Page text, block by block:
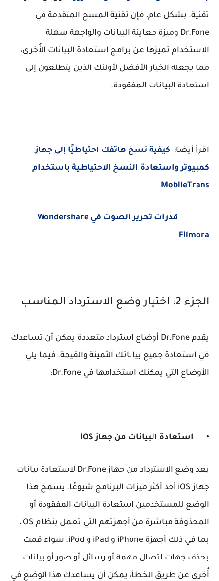
تقنية. بشكل عام، فإن تقنية المسح المتقدمة في
Dr.Fone وميزة معاينة البيانات والواجهة سهلة
الاستخدام تميزها عن برامج استعادة البيانات الأُخرى،
مما يجعله الخيار الأفضل لأولئك الذين يتطلعون إلى
استعادة البيانات المفقودة.
اقرأ أيضا: كيفية نسخ هاتفك احتياطيًا إلى جهاز
كمبيوتر واستعادة النسخ الاحتياطية باستخدام
MobileTrans
قدرات تحرير الصوت في Wondershare
Filmora
الجزء 2: اختيار وضع الاسترداد المناسب
يقدم Dr.Fone أوضاع استرداد متعددة يمكن أن تساعدك
في استعادة جميع بياناتك الثمينة والقيمة. فيما يلي
الأوضاع التي يمكنك استخدامها في Dr.Fone:
• استعادة البيانات من جهاز iOS
يعد وضع الاسترداد من جهاز Dr.Fone لاستعادة بيانات
جهاز iOS أحد أكثر ميزات البرنامج شيوعًا. يسمح هذا
الوضع للمستخدمين استعادة البيانات المفقودة أو
المحذوفة مباشرة من أجهزتهم التي تعمل بنظام iOS،
بما في ذلك أجهزة iPhone و iPad و iPod. سواء قمت
بحذف جهات اتصال مهمة أو رسائل أو صور أو بيانات
أُخرى عن طريق الخطأ، يمكن أن يساعدك هذا الوضع في